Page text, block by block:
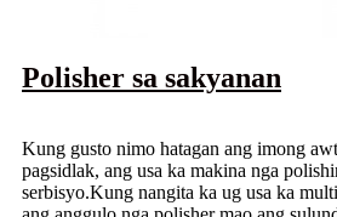
Polisher sa sakyanan
Kung gusto nimo hatagan ang imong
pagsidlak, ang usa ka makina nga
serbisyo.Kung nangita ka ug usa ka